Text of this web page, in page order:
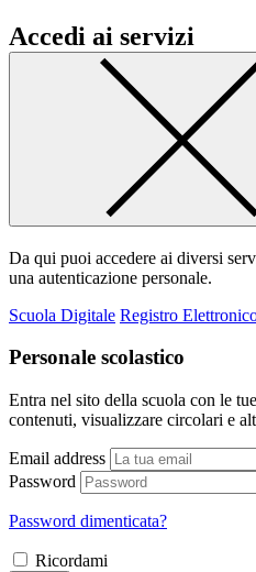
Accedi ai servizi
Da qui puoi accedere ai diversi
una autenticazione personale.
Scuola Digitale Registro
Personale scolastico
Entra nel sito della scuola con le
contenuti, visualizzare circolari e
Email address
Password
Password dimenticata?
Ricordami